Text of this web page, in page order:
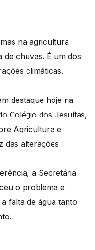
na agricultura
de chuvas. É um dos
climáticas.
destaque hoje na
Colégio dos Jesuítas,
Agricultura e
das alterações
a Secretária
o problema e
falta de água tanto